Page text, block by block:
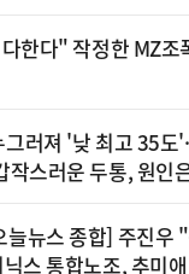
한다" 작정한 MZ
그러져 '낮 최고 35
작스러운 두통, 원인
늘뉴스 종합] 주진우
스 통합노조, 추미